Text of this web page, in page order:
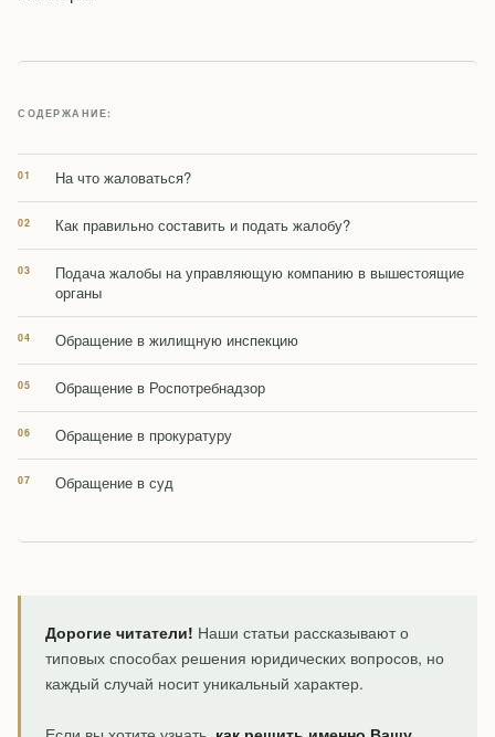
СОДЕРЖАНИЕ:
На что жаловаться?
Как правильно составить и подать жалобу?
Подача жалобы на управляющую компанию в вышестоящие
органы
Обращение в жилищную инспекцию
Обращение в Роспотребнадзор
Обращение в прокуратуру
Обращение в суд
Дорогие читатели! Наши статьи рассказывают о
типовых способах решения юридических вопросов, но
каждый случай носит уникальный характер.